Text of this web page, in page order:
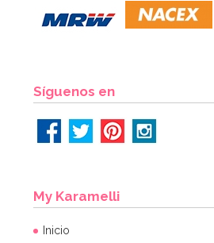
6,95€ 6,95€
Síguenos en
My Karamelli
Inicio